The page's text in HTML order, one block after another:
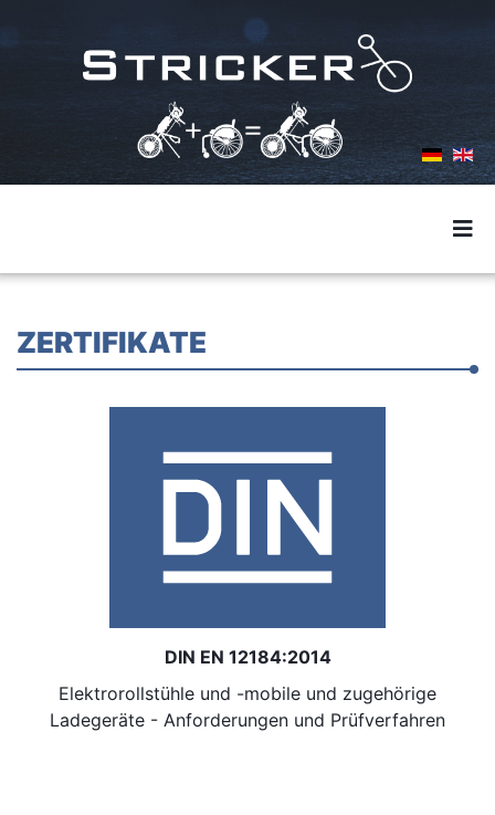
ZERTIFIKATE
DIN EN 12184:2014
Elektrorollstühle und -mobile und zugehörige
Ladegeräte - Anforderungen und Prüfverfahren